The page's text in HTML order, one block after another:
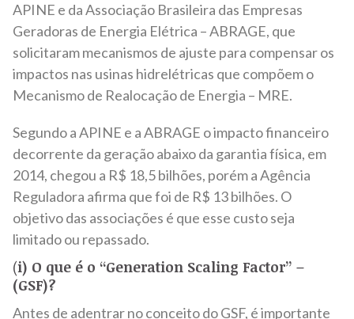
APINE e da Associação Brasileira das Empresas
Geradoras de Energia Elétrica – ABRAGE, que
solicitaram mecanismos de ajuste para compensar os
impactos nas usinas hidrelétricas que compõem o
Mecanismo de Realocação de Energia – MRE.
Segundo a APINE e a ABRAGE o impacto financeiro
decorrente da geração abaixo da garantia física, em
2014, chegou a R$ 18,5 bilhões, porém a Agência
Reguladora afirma que foi de R$ 13 bilhões. O
objetivo das associações é que esse custo seja
limitado ou repassado.
(i) O que é o “Generation Scaling Factor” –
(GSF)?
Antes de adentrar no conceito do GSF, é importante